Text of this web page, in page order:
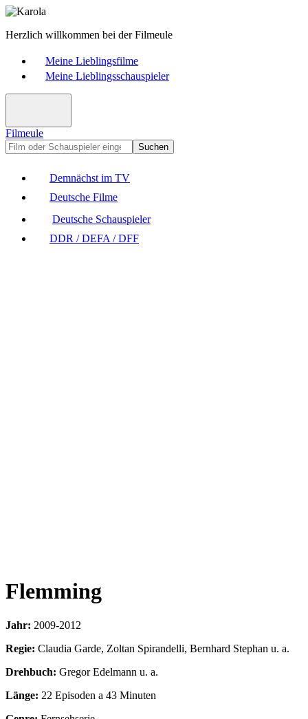
Herzlich willkommen bei der Filmeule
Meine Lieblingsfilme
Meine Lieblingsschauspieler
Filmeule
Suchen
Demnächst im TV
Deutsche Filme
Deutsche Schauspieler
DDR / DEFA / DFF
Flemming
Jahr: 2009-2012
Regie: Claudia Garde, Zoltan Spirandelli, Bernhard Stephan u. a.
Drehbuch: Gregor Edelmann u. a.
Länge: 22 Episoden a 43 Minuten